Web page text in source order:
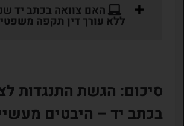
האם צוואה בכתב יד
ללא עורך דין תקפה
סיכום: הגשת התנגדות
בכתב יד – היבטים